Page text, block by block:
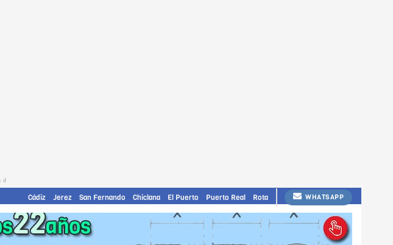
Cádiz Jerez San Fernando Chiclana El Puerto Puerto Real Rota WHATSAPP